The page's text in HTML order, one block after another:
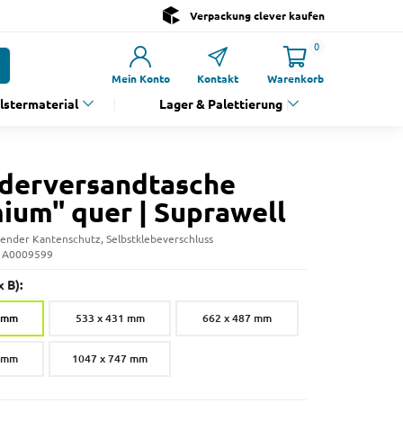
Verpackung clever kaufen
Mein Konto Kontakt
0
Warenkorb
Lager & Palettierung
quer | Suprawell
Kantenschutz, Selbstklebeverschluss
B):
533 x 431 mm 662 x 487 mm
1047 x 747 mm